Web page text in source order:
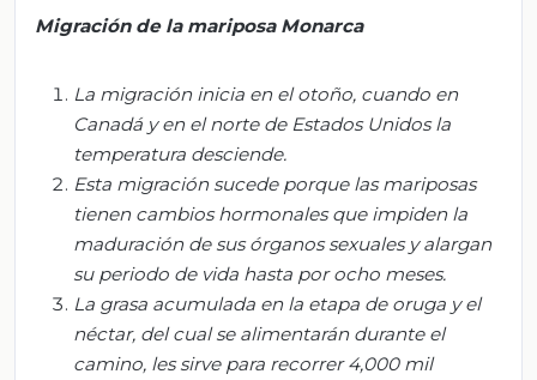
Migración de la mariposa Monarca
La migración inicia en el otoño, cuando en
Canadá y en el norte de Estados Unidos la
temperatura desciende.
Esta migración sucede porque las mariposas
tienen cambios hormonales que impiden la
maduración de sus órganos sexuales y alargan
su periodo de vida hasta por ocho meses.
La grasa acumulada en la etapa de oruga y el
néctar, del cual se alimentarán durante el
camino, les sirve para recorrer 4,000 mil